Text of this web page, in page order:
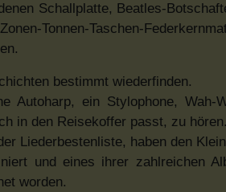
Schallplatte, Beatles-
Tonnen-Taschen-
bestimmt wiederfinden.
Autoharp, ein Stylophone, Wah-
in den Reisekoffer passt, zu hören.
Liederbestenliste, haben den
und eines ihrer zahlreichen
worden.